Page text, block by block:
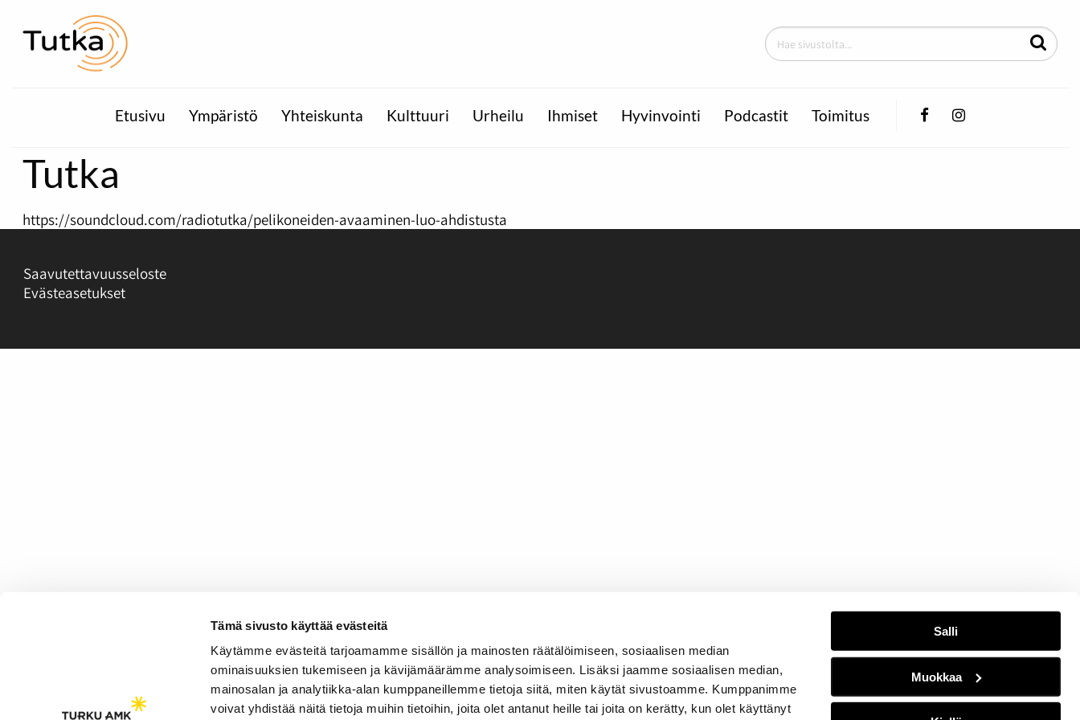
Tämä sivusto käyttää evästeitä
Käytämme evästeitä tarjoamamme sisällön ja mainosten räätälöimiseen, sosiaalisen median
ominaisuuksien tukemiseen ja kävijämäärämme analysoimiseen. Lisäksi jaamme sosiaalisen median,
mainosalan ja analytiikka-alan kumppaneillemme tietoja siitä, miten käytät sivustoamme. Kumppanimme
voivat yhdistää näitä tietoja muihin tietoihin, joita olet antanut heille tai joita on kerätty, kun olet käyttänyt
Salli
Muokkaa
Etusivu Ympäristö Yhteiskunta Kulttuuri Urheilu Ihmiset Hyvinvointi Podcastit Toimitus FacebookInstagram
Tutka
https://soundcloud.com/radiotutka/pelikoneiden-avaaminen-luo-ahdistusta
Saavutettavuusseloste
Evästeasetukset